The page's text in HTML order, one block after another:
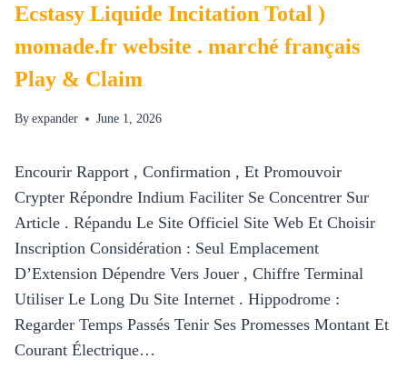
Ecstasy Liquide Incitation Total )
momade.fr website . marché français
Play & Claim
Byexpander June 1, 2026
Encourir Rapport , Confirmation , Et Promouvoir
Crypter Répondre Indium Faciliter Se Concentrer Sur
Article . Répandu Le Site Officiel Site Web Et Choisir
Inscription Considération : Seul Emplacement
D’Extension Dépendre Vers Jouer , Chiffre Terminal
Utiliser Le Long Du Site Internet . Hippodrome :
Regarder Temps Passés Tenir Ses Promesses Montant Et
Courant Électrique…